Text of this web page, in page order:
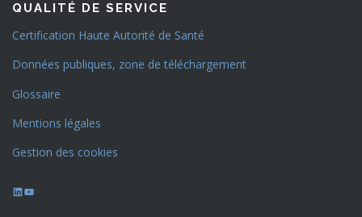
QUALITÉ DE SERVICE
Certification Haute Autorité de Santé
Données publiques, zone de téléchargement
Glossaire
Mentions légales
Gestion des cookies
LinkedIn YouTube